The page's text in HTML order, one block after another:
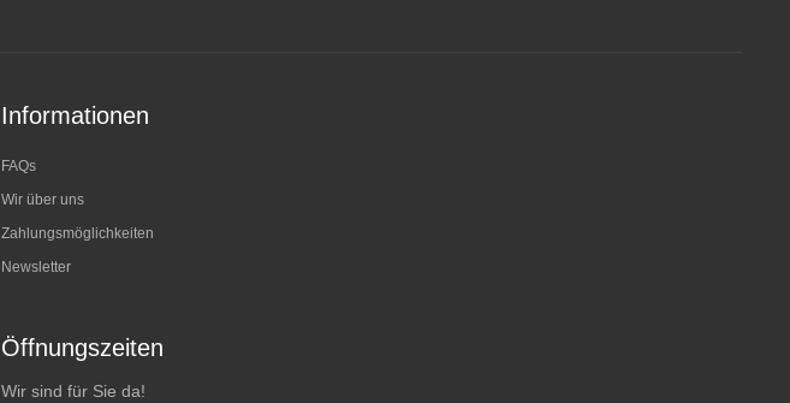
Informationen
FAQs
Wir über uns
Zahlungsmöglichkeiten
Newsletter
Öffnungszeiten
Wir sind für Sie da!